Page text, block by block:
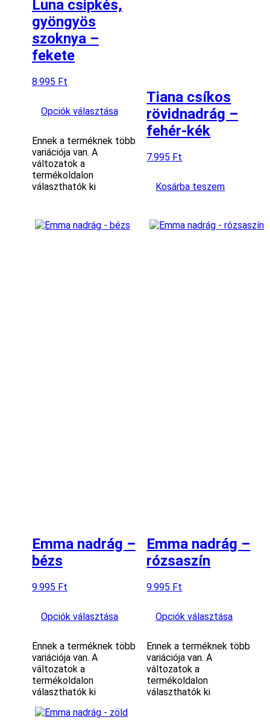
Luna csipkés,
gyöngyös
szoknya –
fekete
8.995 Ft
Opciók választása
Ennek a terméknek több
variációja van. A
változatok a
termékoldalon
választhatók ki
Tiana csíkos
rövidnadrág –
fehér-kék
7.995 Ft
Kosárba teszem
Emma nadrág –
bézs
9.995 Ft
Opciók választása
Ennek a terméknek több
variációja van. A
változatok a
termékoldalon
választhatók ki
Emma nadrág –
rózsaszín
9.995 Ft
Opciók választása
Ennek a terméknek több
variációja van. A
változatok a
termékoldalon
választhatók ki